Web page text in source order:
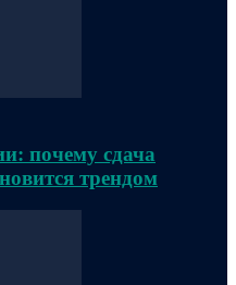
почему сдача
трендом